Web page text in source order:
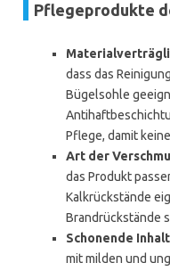
Pflegeprodukte
dass das
Bügelsohle
Pflege, damit
Art der
das Produkt
Kalkrückstände
Brandrückstände
Schonende
mit milden und